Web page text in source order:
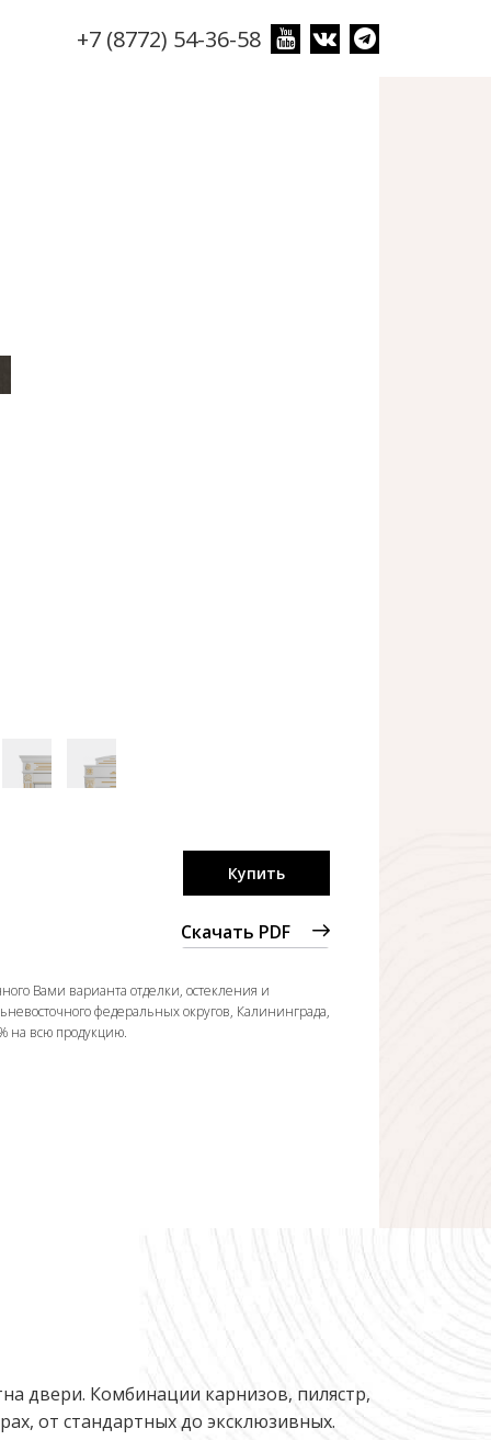
+7 (8772) 54-36-58
Купить
Скачать PDF
Вами варианта отделки, остекления и
федеральных округов, Калининграда,
на всю продукцию.
двери. Комбинации карнизов, пилястр,
от стандартных до эксклюзивных.